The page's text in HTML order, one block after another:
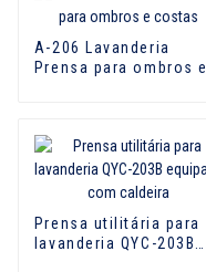
A-206 Lavanderia
Prensa para ombros e
Prensa utilitária para
lavanderia QYC-203B